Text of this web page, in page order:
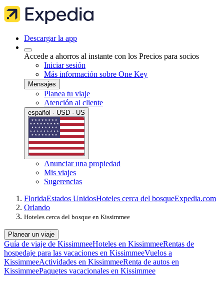
Descargar la app
Accede a ahorros al instante con los Precios para socios
Iniciar sesión
Más información sobre One Key
Mensajes
Planea tu viaje
Atención al cliente
español · USD · US
Anunciar una propiedad
Mis viajes
Sugerencias
FloridaEstados UnidosHoteles cerca del bosqueExpedia.com
Orlando
Hoteles cerca del bosque en Kissimmee
Planear un viaje
Guía de viaje de KissimmeeHoteles en KissimmeeRentas de
hospedaje para las vacaciones en KissimmeeVuelos a
KissimmeeActividades en KissimmeeRenta de autos en
KissimmeePaquetes vacacionales en Kissimmee